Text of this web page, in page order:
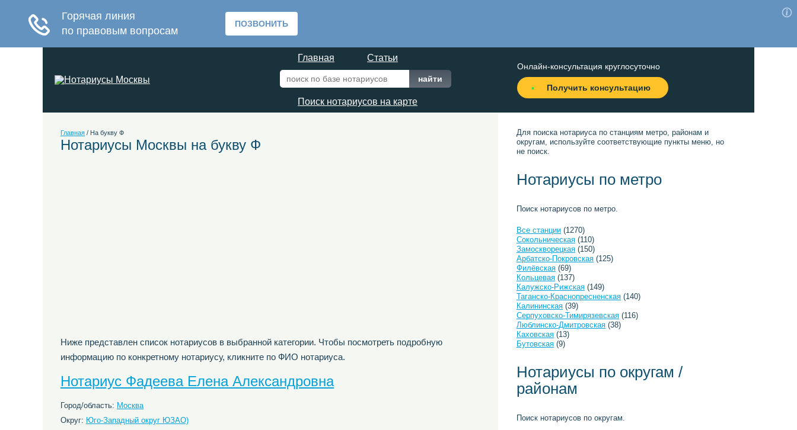
Главная Статьи
Поиск нотариусов на карте
Онлайн-консультация круглосуточно
Получить консультацию
Главная / На букву Ф
Нотариусы Москвы на букву Ф
Ниже представлен список нотариусов в выбранной категории. Чтобы посмотреть подробную
информацию по конкретному нотариусу, кликните по ФИО нотариуса.
Нотариус Фадеева Елена Александровна
Город/область: Москва
Округ: Юго-Западный округ ЮЗАО)
Для поиска нотариуса по станциям метро, районам и
округам, используйте соответствующие пункты меню, но
не поиск.
Нотариусы по метро
Поиск нотариусов по метро.
Все станции (1270)
Сокольническая (110)
Замоскворецкая (150)
Арбатско-Покровская (125)
Филёвская (69)
Кольцевая (137)
Калужско-Рижская (149)
Таганско-Краснопресненская (140)
Калининская (39)
Серпуховско-Тимирязевская (116)
Люблинско-Дмитровская (38)
Каховская (13)
Бутовская (9)
Нотариусы по округам /
районам
Поиск нотариусов по округам.